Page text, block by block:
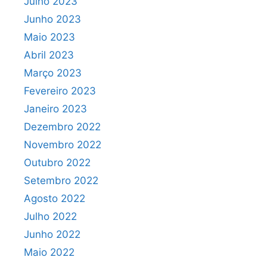
Junho 2023
Maio 2023
Abril 2023
Março 2023
Fevereiro 2023
Janeiro 2023
Dezembro 2022
Novembro 2022
Outubro 2022
Setembro 2022
Agosto 2022
Julho 2022
Junho 2022
Maio 2022